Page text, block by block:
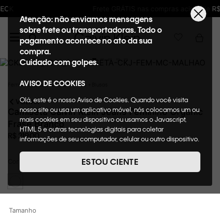
Atenção: não enviamos mensagens
sobre frete ou transportadoras. Todo o
pagamento acontece no ato da sua
compra.
Cuidado com golpes.
AVISO DE COOKIES
Olá, este é o nosso Aviso de Cookies. Quando você visita
nosso site ou usa um aplicativo móvel, nós colocamos um ou
mais cookies em seu dispositivo ou usamos o Javascript,
HTML 5 e outras tecnologias digitais para coletar
informações de seu computador, celular ou outro dispositivo.
de cookies, informaremos quais cookies usaremos e quais
suas funções. A forma como processamos os dados
nosso Aviso de Privacidade. Quando você visita nosso site,
fornecer a você toda a funcionalidade do site, incluindo,
ESTOU CIENTE
Feminino Roupas Camisetas + Blusas
VOLTAR
Camiseta Calvin Klein Jeans Feminino Organic
Frase Branco
219,00
Tamanho